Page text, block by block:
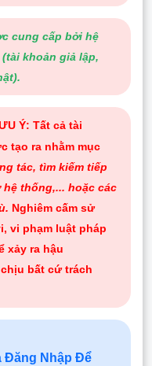
cung cấp bởi hệ
khoản giả lập,
Ý: Tất cả tài
tạo ra nhằm mục
tác, tìm kiếm tiếp
thống,... hoặc các
Nghiêm cấm sử
vi phạm luật pháp
xảy ra hậu
bất cứ trách
Đăng Nhập Để